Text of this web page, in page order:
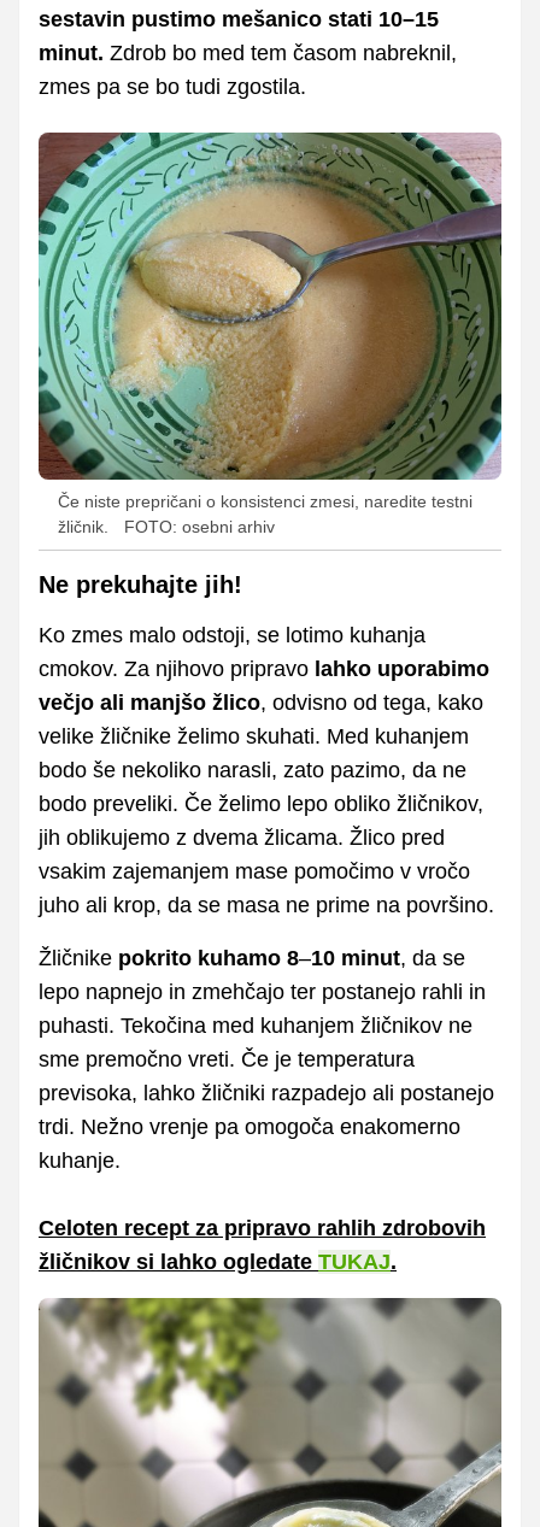
sestavin pustimo mešanico stati 10–15
minut. Zdrob bo med tem časom nabreknil,
zmes pa se bo tudi zgostila.
Če niste prepričani o konsistenci zmesi, naredite testni
žličnik.
FOTO: osebni arhiv
Ne prekuhajte jih!
Ko zmes malo odstoji, se lotimo kuhanja
cmokov. Za njihovo pripravo lahko uporabimo
večjo ali manjšo žlico, odvisno od tega, kako
velike žličnike želimo skuhati. Med kuhanjem
bodo še nekoliko narasli, zato pazimo, da ne
bodo preveliki. Če želimo lepo obliko žličnikov,
jih oblikujemo z dvema žlicama. Žlico pred
vsakim zajemanjem mase pomočimo v vročo
juho ali krop, da se masa ne prime na površino.
Žličnike pokrito kuhamo 8–10 minut, da se
lepo napnejo in zmehčajo ter postanejo rahli in
puhasti. Tekočina med kuhanjem žličnikov ne
sme premočno vreti. Če je temperatura
previsoka, lahko žličniki razpadejo ali postanejo
trdi. Nežno vrenje pa omogoča enakomerno
kuhanje.
Celoten recept za pripravo rahlih zdrobovih
žličnikov si lahko ogledate TUKAJ.